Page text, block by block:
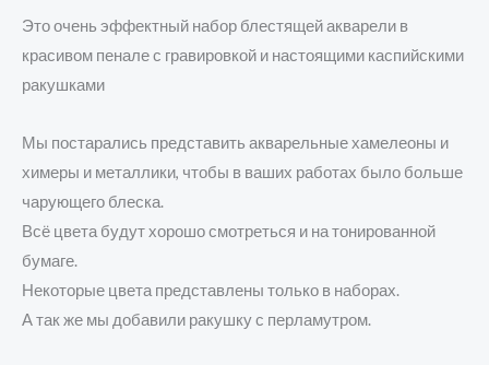
Это очень эффектный набор блестящей акварели в
красивом пенале с гравировкой и настоящими каспийскими
ракушками
Мы постарались представить акварельные хамелеоны и
химеры и металлики, чтобы в ваших работах было больше
чарующего блеска.
Всё цвета будут хорошо смотреться и на тонированной
бумаге.
Некоторые цвета представлены только в наборах.
А так же мы добавили ракушку с перламутром.